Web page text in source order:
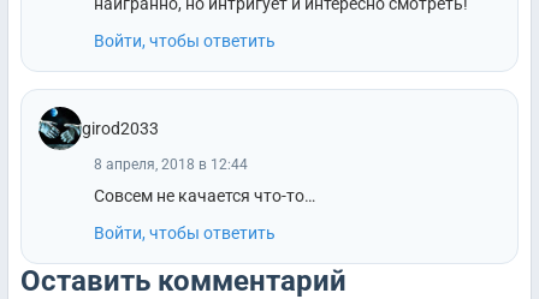
Войти, чтобы ответить
girod2033
8 апреля, 2018 в 12:44
Совсем не качается что-то…
Войти, чтобы ответить
Оставить комментарий